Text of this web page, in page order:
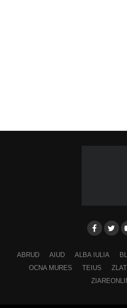
ABRUD AIUD ALBA IULIA
OCNA MURES
TEIUS